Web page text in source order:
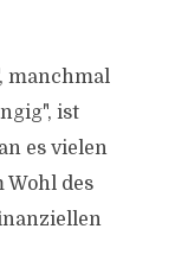
manchmal
ist
es vielen
des